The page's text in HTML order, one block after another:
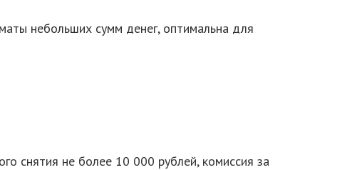
небольших сумм денег, оптимальна для
снятия не более 10 000 рублей, комиссия за